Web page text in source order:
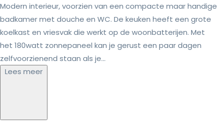
Modern interieur, voorzien van een compacte maar handige
badkamer met douche en WC. De keuken heeft een grote
koelkast en vriesvak die werkt op de woonbatterijen. Met
het 180watt zonnepaneel kan je gerust een paar dagen
zelfvoorzienend staan als je...
Lees meer